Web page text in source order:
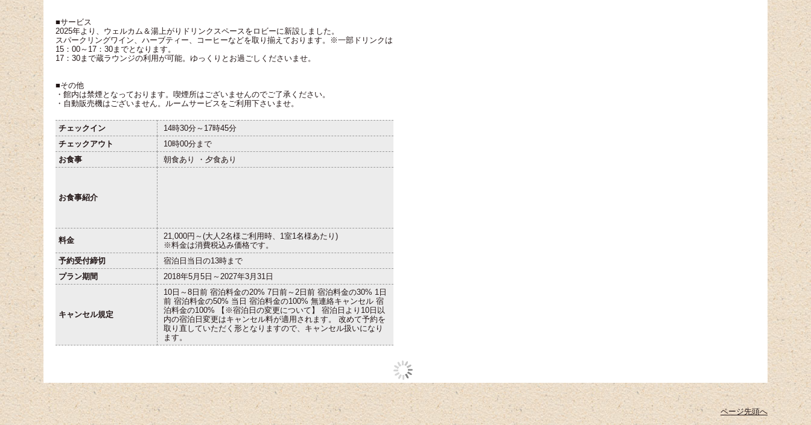
■サービス
2025年より、ウェルカム＆湯上がりドリンクスペースをロビーに新設しました。
スパークリングワイン、ハーブティー、コーヒーなどを取り揃えております。※一部ドリンクは
15：00～17：30までとなります。
17：30まで蔵ラウンジの利用が可能。ゆっくりとお過ごしくださいませ。
■その他
・館内は禁煙となっております。喫煙所はございませんのでご了承ください。
・自動販売機はございません。ルームサービスをご利用下さいませ。
チェックイン
14時30分～17時45分
チェックアウト
10時00分まで
お食事
朝食あり ・夕食あり
お食事紹介
料金
21,000円～(大人2名様ご利用時、1室1名様あたり)
※料金は消費税込み価格です。
予約受付締切
宿泊日当日の13時まで
プラン期間
2018年5月5日～2027年3月31日
キャンセル規定
10日～8日前 宿泊料金の20% 7日前～2日前 宿泊料金の30% 1日
前 宿泊料金の50% 当日 宿泊料金の100% 無連絡キャンセル 宿
泊料金の100% 【※宿泊日の変更について】 宿泊日より10日以
内の宿泊日変更はキャンセル料が適用されます。 改めて予約を
取り直していただく形となりますので、キャンセル扱いになり
ます。
ページ先頭へ